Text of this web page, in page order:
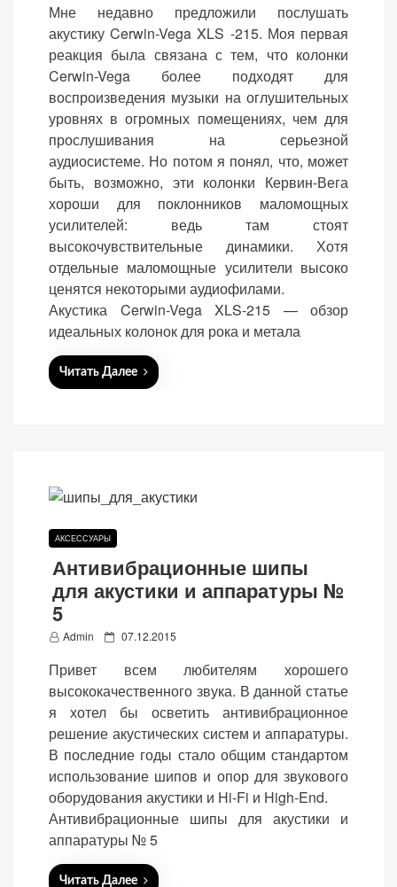
s
t
e
d
o
n
Мне недавно предложили послушать
акустику Cerwin-Vega XLS -215. Моя первая
реакция была связана с тем, что колонки
Cerwin-Vega более подходят для
воспроизведения музыки на оглушительных
уровнях в огромных помещениях, чем для
прослушивания на серьезной
аудиосистеме. Но потом я понял, что, может
быть, возможно, эти колонки Кервин-Вега
хороши для поклонников маломощных
усилителей: ведь там стоят
высокочувствительные динамики. Хотя
отдельные маломощные усилители высоко
ценятся некоторыми аудиофилами.
Акустика Cerwin-Vega XLS-215 — обзор
идеальных колонок для рока и метала
Читать Далее
АКСЕССУАРЫ
Антивибрационные шипы
для акустики и аппаратуры №
5
Admin
P
t
d
o
n
07.12.2015
Привет всем любителям хорошего
высококачественного звука. В данной статье
я хотел бы осветить антивибрационное
решение акустических систем и аппаратуры.
В последние годы стало общим стандартом
использование шипов и опор для звукового
оборудования акустики и Hi-Fi и High-End.
Антивибрационные шипы для акустики и
аппаратуры № 5
Читать Далее
посещении нашего
сайта, вы повышаете
вероятность
просмотра
персонализированного
контента и
предложений.